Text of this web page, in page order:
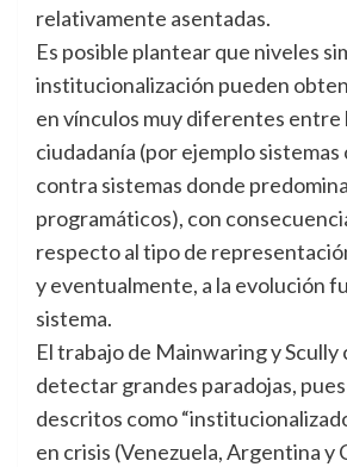
relativamente asentadas.
Es posible plantear que niveles
institucionalización pueden
en vínculos muy diferentes entre
ciudadanía (por ejemplo
contra sistemas donde
programáticos), con
respecto al tipo de
y eventualmente, a la evolución
sistema.
El trabajo de Mainwaring y
detectar grandes paradojas,
descritos como
en crisis (Venezuela, Argentina y